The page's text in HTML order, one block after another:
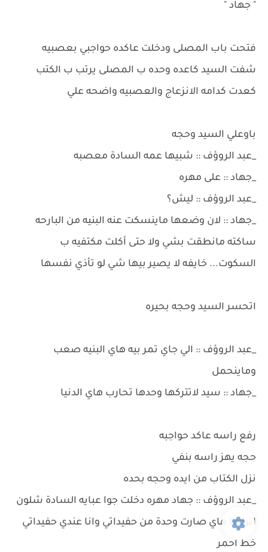
" جهاد "
فتحت باب المصلى ودخلت عاكده حواجبي بعصبيه
شفت السيد كاعده وحده ب المصلى يرتب ب الكتب
كعدت كدامه الانزعاج والعصبيه واضحه علي
باوعلي السيد وحجه
_عبد الروؤف :: شبيها عمه السادة معصبه
_جهاد :: على مهره
_عبد الروؤف :: ليش؟
_جهاد :: لان وضعها ماينسكت عنه البنيه من البارحه
ساكته مانطقت بشي ولا حتى أكلت مكتفيه ب
السكوت... خايفه لا يصير بيها شي لو تأذي نفسها
اتحسر السيد وحجه بحيره
_عبد الروؤف :: الي جاي تمر بيه هاي البنيه صعب
وماينحمل
_جهاد :: سيد لاتتركها وحدها تحارب هاي الدنيا
رفع راسه عاكد حواجبه
حجه يهز راسه بنفي
نزل الكتاب من ايده وحجه بحده
_عبد الروؤف :: جهاد مهره دخلت جوا عبايه السادة شلون
اتركها هاي صارت وحدة من حفيداتي وانا عندي حفيداتي
خط احمر